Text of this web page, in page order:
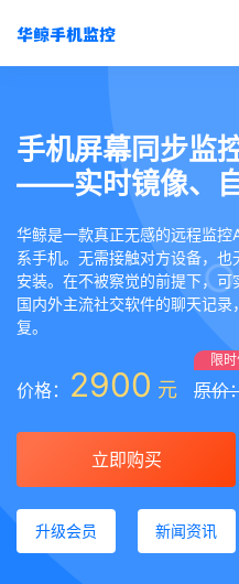
手机屏幕同步监
——实时镜像、
华鲸是一款真正无感的远程监
系手机。无需接触对方设备，
安装。在不被察觉的前提下，
国内外主流社交软件的聊天记
复。
价格： 2900 元
限
原价
立即购买
升级会员 新闻资讯